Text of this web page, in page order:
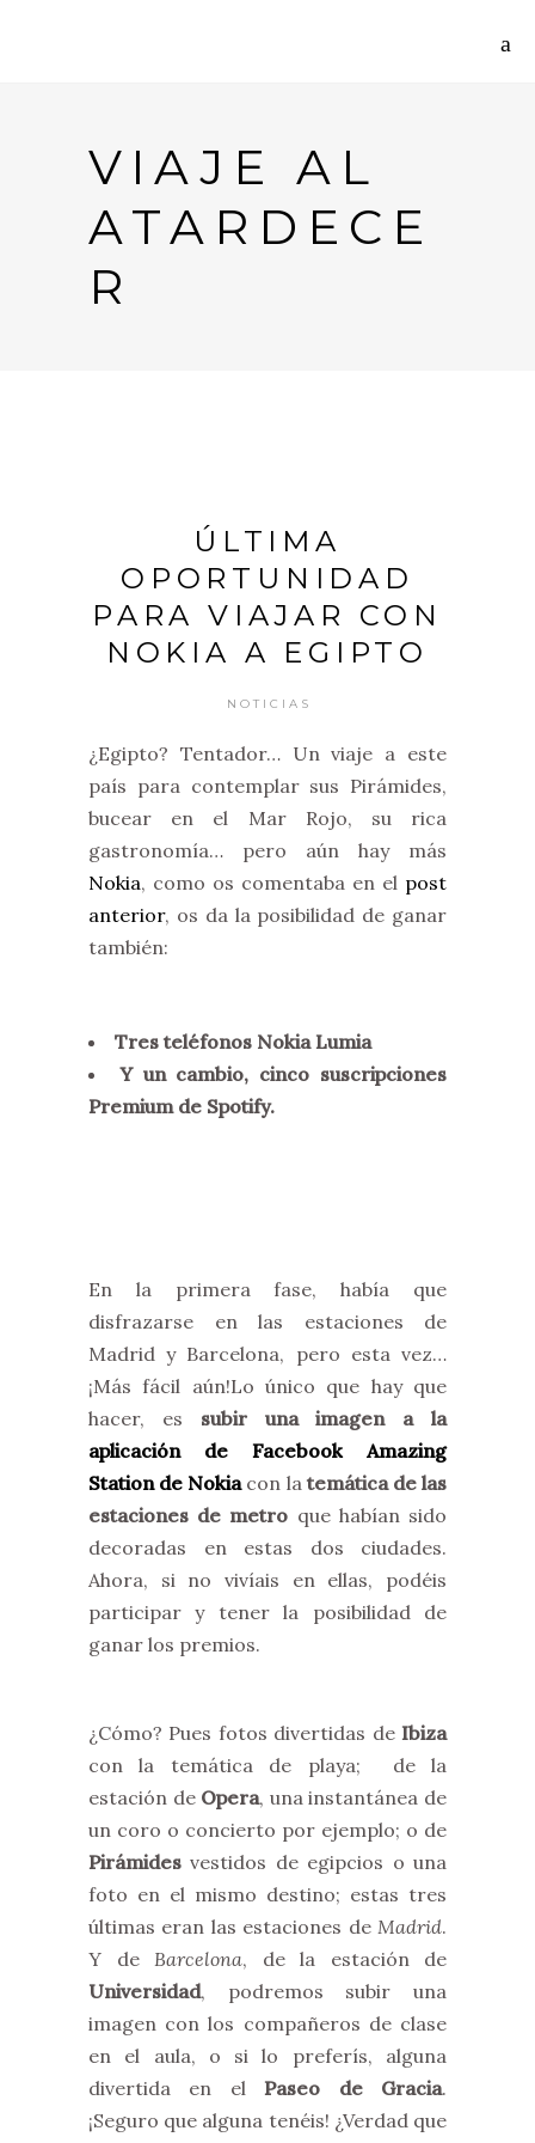
VIAJE AL
ATARDECE
R
ÚLTIMA
OPORTUNIDAD
PARA VIAJAR CON
NOKIA A EGIPTO
NOTICIAS
¿Egipto? Tentador… Un viaje a este
país para contemplar sus Pirámides,
bucear en el Mar Rojo, su rica
gastronomía… pero aún hay más
Nokia, como os comentaba en el post
anterior, os da la posibilidad de ganar
también:
Tres teléfonos Nokia Lumia
Y un cambio, cinco suscripciones
Premium de Spotify.
En la primera fase, había que
disfrazarse en las estaciones de
Madrid y Barcelona, pero esta vez…
¡Más fácil aún!Lo único que hay que
hacer, es subir una imagen a la
aplicación de Facebook Amazing
Station de Nokiacon latemática de las
estaciones de metro que habían sido
decoradas en estas dos ciudades.
Ahora, si no vivíais en ellas, podéis
participar y tener la posibilidad de
ganar los premios.
¿Cómo? Pues fotos divertidas de Ibiza
con la temática de playa; de la
estación de Opera, una instantánea de
un coro o concierto por ejemplo; o de
Pirámides vestidos de egipcios o una
foto en el mismo destino; estas tres
últimas eran las estaciones de Madrid.
Y de Barcelona, de la estación de
Universidad, podremos subir una
imagen con los compañeros de clase
en el aula, o si lo preferís, alguna
divertida en elPaseo de Gracia.
¡Seguro que alguna tenéis! ¿Verdad que